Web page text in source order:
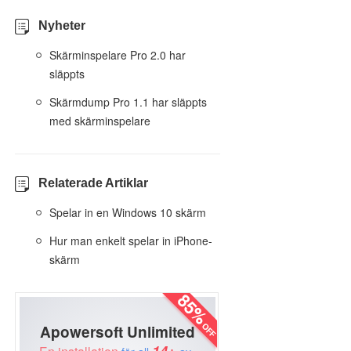
Nyheter
Skärminspelare Pro 2.0 har
släppts
Skärmdump Pro 1.1 har släppts
med skärminspelare
Relaterade Artiklar
Spelar in en Windows 10 skärm
Hur man enkelt spelar in iPhone-
skärm
Apowersoft Unlimited